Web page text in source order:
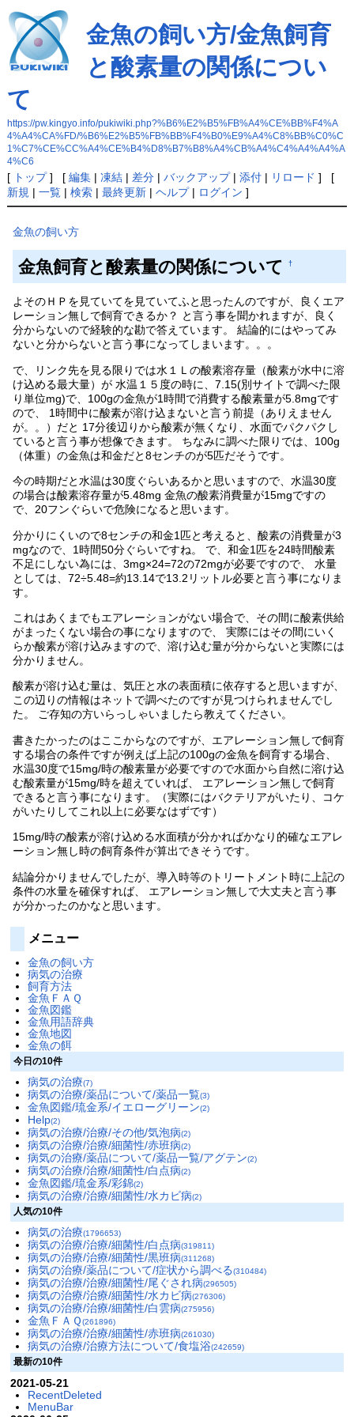
金魚の飼い方/金魚飼育
と酸素量の関係につい
て
https://pw.kingyo.info/pukiwiki.php?%B6%E2%B5%FB%A4%CE%BB%F4%A
4%A4%CA%FD/%B6%E2%B5%FB%BB%F4%B0%E9%A4%C8%BB%C0%C
1%C7%CE%CC%A4%CE%B4%D8%B7%B8%A4%CB%A4%C4%A4%A4%A
4%C6
[ トップ] [ 編集| 凍結| 差分| バックアップ| 添付| リロード ] [
新規 | 一覧| 検索| 最終更新| ヘルプ| ログイン ]
金魚の飼い方
金魚飼育と酸素量の関係について †
よそのＨＰを見ていてを見ていてふと思ったんのですが、良くエア
レーション無しで飼育できるか？ と言う事を聞かれますが、良く
分からないので経験的な勘で答えています。 結論的にはやってみ
ないと分からないと言う事になってしまいます。。。
で、リンク先を見る限りでは水１Ｌの酸素溶存量（酸素が水中に溶
け込める最大量）が 水温１５度の時に、7.15(別サイトで調べた限
り単位mg)で、100gの金魚が1時間で消費する酸素量が5.8mgです
ので、 1時間中に酸素が溶け込まないと言う前提（ありえません
が。。）だと 17分後辺りから酸素が無くなり、水面でパクパクし
ていると言う事が想像できます。 ちなみに調べた限りでは、100g
（体重）の金魚は和金だと8センチのが5匹だそうです。
今の時期だと水温は30度ぐらいあるかと思いますので、水温30度
の場合は酸素溶存量が5.48mg 金魚の酸素消費量が15mgですの
で、20フンぐらいで危険になると思います。
分かりにくいので8センチの和金1匹と考えると、酸素の消費量が3
mgなので、1時間50分ぐらいですね。 で、和金1匹を24時間酸素
不足にしない為には、3mg×24=72の72mgが必要ですので、 水量
としては、72÷5.48=約13.14で13.2リットル必要と言う事になりま
す。
これはあくまでもエアレーションがない場合で、その間に酸素供給
がまったくない場合の事になりますので、 実際にはその間にいく
らか酸素が溶け込みますので、溶け込む量が分からないと実際には
分かりません。
酸素が溶け込む量は、気圧と水の表面積に依存すると思いますが、
この辺りの情報はネットで調べたのですが見つけられませんでし
た。 ご存知の方いらっしゃいましたら教えてください。
書きたかったのはここからなのですが、エアレーション無しで飼育
する場合の条件ですが例えば上記の100gの金魚を飼育する場合、
水温30度で15mg/時の酸素量が必要ですので水面から自然に溶け込
む酸素量が15mg/時を超えていれば、 エアレーション無しで飼育
できると言う事になります。（実際にはバクテリアがいたり、コケ
がいたりしてこれ以上に必要なはずです）
15mg/時の酸素が溶け込める水面積が分かればかなり的確なエアレ
ーション無し時の飼育条件が算出できそうです。
結論分かりませんでしたが、導入時等のトリートメント時に上記の
条件の水量を確保すれば、 エアレーション無しで大丈夫と言う事
が分かったのかなと思います。
メニュー
金魚の飼い方
病気の治療
飼育方法
金魚ＦＡＱ
金魚図鑑
金魚用語辞典
金魚地図
金魚の餌
今日の10件
病気の治療(7)
病気の治療/薬品について/薬品一覧(3)
金魚図鑑/琉金系/イエローグリーン(2)
Help(2)
病気の治療/治療/その他/気泡病(2)
病気の治療/治療/細菌性/赤班病(2)
病気の治療/薬品について/薬品一覧/アグテン(2)
病気の治療/治療/細菌性/白点病(2)
金魚図鑑/琉金系/彩錦(2)
病気の治療/治療/細菌性/水カビ病(2)
人気の10件
病気の治療(1796653)
病気の治療/治療/細菌性/白点病(319811)
病気の治療/治療/細菌性/黒班病(311268)
病気の治療/薬品について/症状から調べる(310484)
病気の治療/治療/細菌性/尾ぐされ病(296505)
病気の治療/治療/細菌性/水カビ病(276306)
病気の治療/治療/細菌性/白雲病(275956)
金魚ＦＡＱ(261896)
病気の治療/治療/細菌性/赤班病(261030)
病気の治療/治療方法について/食塩浴(242659)
最新の10件
2021-05-21
RecentDeleted
MenuBar